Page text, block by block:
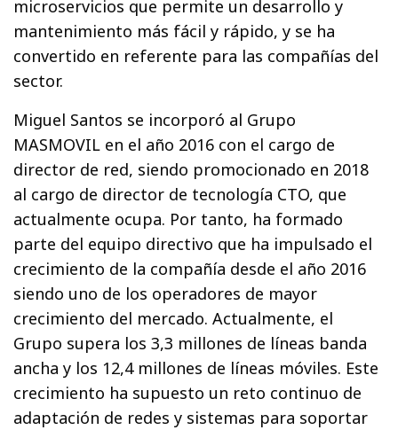
microservicios que permite un desarrollo y
mantenimiento más fácil y rápido, y se ha
convertido en referente para las compañías del
sector.
Miguel Santos se incorporó al Grupo
MASMOVIL en el año 2016 con el cargo de
director de red, siendo promocionado en 2018
al cargo de director de tecnología CTO, que
actualmente ocupa. Por tanto, ha formado
parte del equipo directivo que ha impulsado el
crecimiento de la compañía desde el año 2016
siendo uno de los operadores de mayor
crecimiento del mercado. Actualmente, el
Grupo supera los 3,3 millones de líneas banda
ancha y los 12,4 millones de líneas móviles. Este
crecimiento ha supuesto un reto continuo de
adaptación de redes y sistemas para soportar